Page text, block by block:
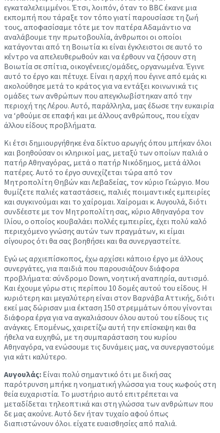
εγκαταλελειμμένοι. Έτσι, λοιπόν, όταν το BBC έκανε μια
εκπομπή που τάραξε τον τόπο γιατί παρουσίασε τη ζωή
τους, αποφασίσαμε τότε με τον πατέρα Αδαμάντιο να
αναλάβουμε την πρωτοβουλία, άνθρωποι οι οποίοι
κατάγονται από τη Βοιωτία κι είναι έγκλειστοι σε αυτό το
κέντρο να απελευθερωθούν και να έρθουν να ζήσουν στη
Βοιωτία σε σπίτια, οικογένειες/ομάδες, οργανωμένα. Έγινε
αυτό το έργο και πέτυχε. Είναι η αρχή που έγινε από εμάς κι
ακολούθησε μετά το κράτος για να εντάξει κοινωνικά τις
ομάδες των ανθρώπων που απεγκλωβίστηκαν από την
περιοχή της Λέρου. Αυτό, παράλληλα, μας έδωσε την ευκαιρία
να ‘ρθούμε σε επαφή και με άλλους ανθρώπους, που είχαν
άλλου είδους προβλήματα.
Κι έτσι δημιουργήθηκε ένα δίκτυο αρωγής όπου μπήκαν όλοι
και βοηθούσαν οι κληρικοί μας, μεταξύ των οποίων παλιά ο
πατήρ Αθηναγόρας, μετά ο πατήρ Νικόδημος, μετά άλλοι
πατέρες. Αυτό το έργο συνεχίζεται τώρα από τον
Μητροπολίτη Θηβών και Λεβαδείας, τον κύριο Γεώργιο. Μου
θυμίζετε παλιές καταστάσεις, παλιές ποιμαντικές εμπειρίες
και συγκινούμαι και το χαίρομαι. Χαίρομαι κ. Αυγουλά, διότι
συνδέεστε με τον Μητροπολίτη σας, κύριο Αθηναγόρα τον
Ιλίου, ο οποίος κουβαλάει πολλές εμπειρίες, έχει πολύ καλό
περιεχόμενο γνώσης αυτών των πραγμάτων, κι είμαι
σίγουρος ότι θα σας βοηθήσει και θα συνεργαστείτε.
Εγώ ως αρχιεπίσκοπος, έχω αρχίσει κάποιο έργο με άλλους
συνεργάτες, για παιδιά που παρουσιάζουν διάφορα
προβλήματα: σύνδρομο Down, νοητική αναπηρία, αυτισμό.
Και έχουμε γύρω στις περίπου 10 δομές αυτού του είδους. Η
κυριότερη και μεγαλύτερη είναι στον Βαρνάβα Αττικής, διότι
εκεί μας δώρισαν μια έκταση 150 στρεμμάτων όπου γίνονται
διάφορα έργα για να αγκαλιάσουν όλου αυτού του είδους τις
ανάγκες. Επομένως, χαιρετίζω αυτή την επίσκεψη και θα
ήθελα να ευχηθώ, με τη συμπαράσταση του κυρίου
Αθηναγόρα, να ενώσουμε τις δυνάμεις μας, να συνεργαστούμε
για κάτι καλύτερο.
Αυγουλάς: Είναι πολύ σημαντικό ότι με δική σας
παρότρυνση μπήκε η νοηματική γλώσσα για τους κωφούς στη
θεία ευχαριστία. Το μυστήριο αυτό επιτρέπεται να
μεταδίδεται τηλεοπτικά και στη γλώσσα των ανθρώπων που
δε μας ακούνε. Αυτό δεν ήταν τυχαίο αφού όπως
διαπιστώνουν όλοι. είχατε ευαισθησίες από παλιά.